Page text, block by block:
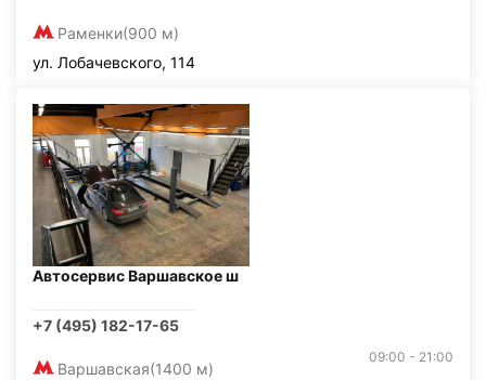
Раменки(900 м)
ул. Лобачевского, 114
Автосервис Варшавское ш
+7 (495) 182-17-65
Варшавская(1400 м)
09:00 - 21:00